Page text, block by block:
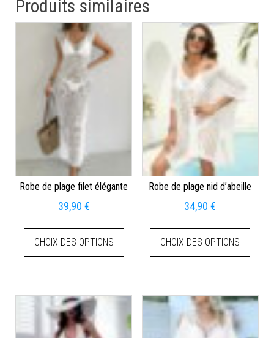
Produits similaires
Robe de plage filet élégante
39,90 €
CHOIX DES OPTIONS
Robe de plage nid d’abeille
34,90€
CHOIX DES OPTIONS